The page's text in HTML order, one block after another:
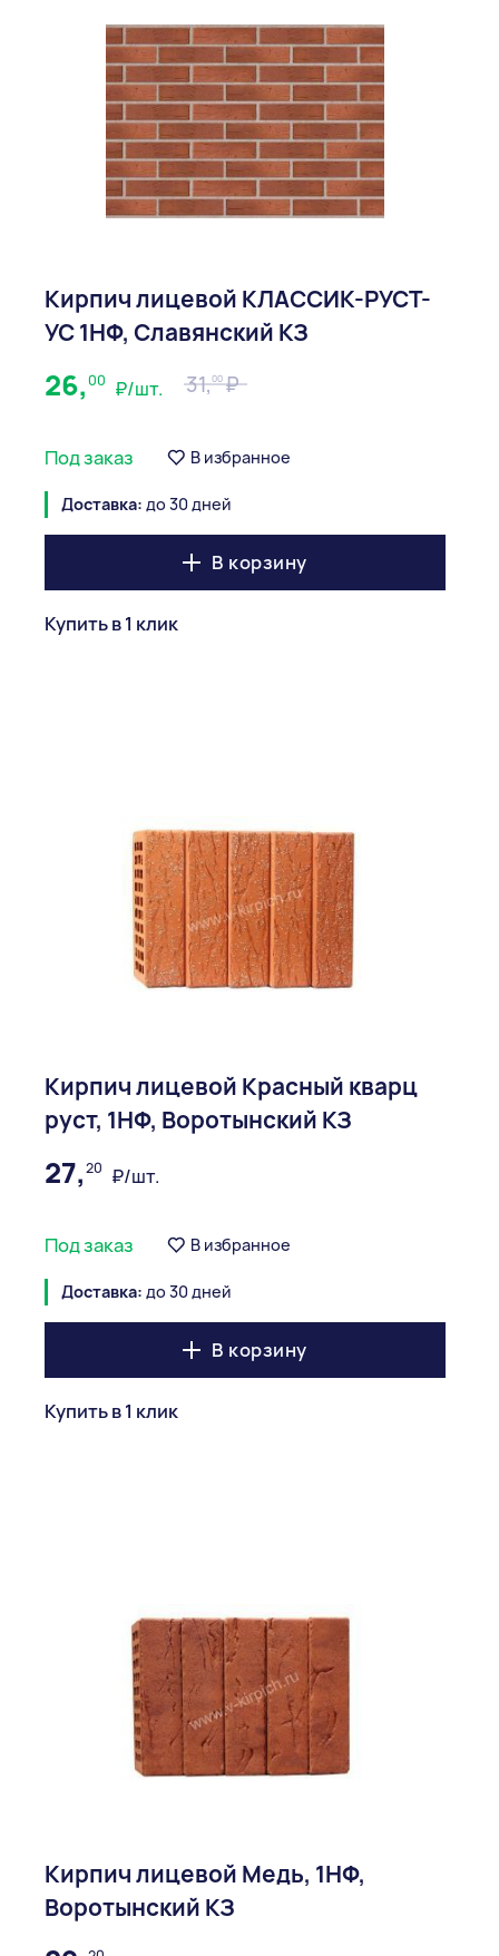
Кирпич лицевой КЛАССИК-РУСТ-
УС 1НФ, Славянский КЗ
26,00 ₽/шт. 31,00
Под заказ В избранное
Доставка: до 30 дней
В корзину
Купить в 1 клик
Кирпич лицевой Красный кварц
руст, 1НФ, Воротынский КЗ
27,20 ₽/шт.
Под заказ В избранное
Доставка: до 30 дней
В корзину
Купить в 1 клик
Кирпич лицевой Медь, 1НФ,
Воротынский КЗ